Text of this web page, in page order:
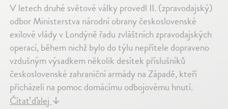
V letech druhé světové války provedl II. (zpravodajský)
odbor Ministerstva národní obrany československé
exilové vlády v Londýně řadu zvláštních zpravodajských
operací, během nichž bylo do týlu nepřítele dopraveno
vzdušným výsadkem několik desítek příslušníků
československé zahraniční armády na Západě, kteří
přicházeli na pomoc domácímu odbojovému hnutí.
Čítať ďalej↓